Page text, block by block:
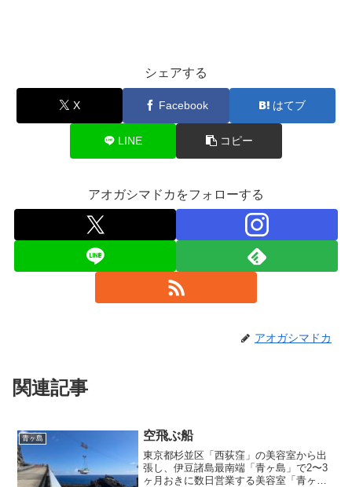
シェアする
X Facebook はてブ
LINE コピー
アオガシマドカをフォローする
アオガシマドカ
関連記事
青ヶ島 空飛ぶ船
東京都杉並区「西荻窪」の美容室から出
張し、伊豆諸島最南端「青ヶ島」で2〜3
ヶ月おきに数日営業する美容室「青ヶ島